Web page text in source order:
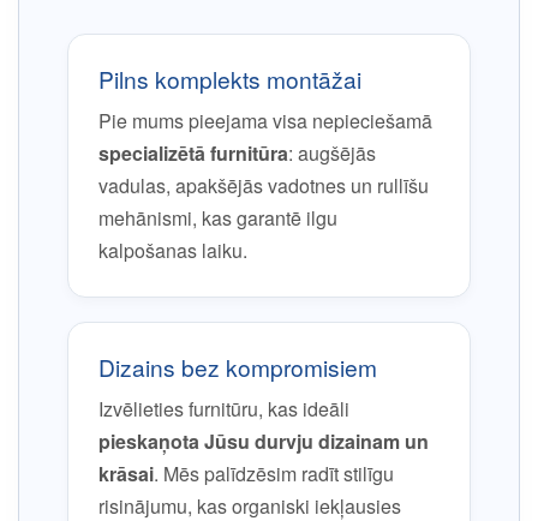
Pilns komplekts montāžai
Pie mums pieejama visa nepieciešamā
specializētā furnitūra: augšējās
vadulas, apakšējās vadotnes un rullīšu
mehānismi, kas garantē ilgu
kalpošanas laiku.
Dizains bez kompromisiem
Izvēlieties furnitūru, kas ideāli
pieskaņota Jūsu durvju dizainam un
krāsai. Mēs palīdzēsim radīt stilīgu
risinājumu, kas organiski iekļausies